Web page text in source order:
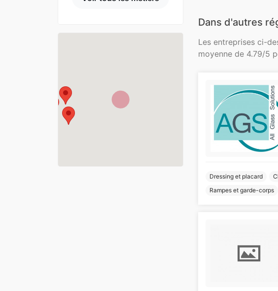
Dans d'autres
Les entreprises ci-
moyenne de 4.79/5
Dressing et placard
Rampes et garde-corps